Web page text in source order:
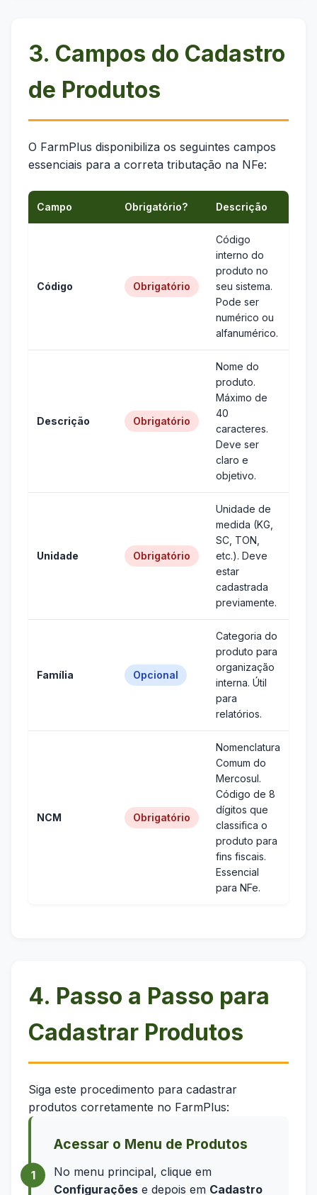
3. Campos do Cadastro
de Produtos
O FarmPlus disponibiliza os seguintes campos
essenciais para a correta tributação na NFe:
Campo Obrigatório? Descrição
Código Obrigatório
Código
interno do
produto no
seu sistema.
Pode ser
numérico ou
alfanumérico.
Descrição Obrigatório
Nome do
produto.
Máximo de
40
caracteres.
Deve ser
claro e
objetivo.
Unidade Obrigatório
Unidade de
medida (KG,
SC, TON,
etc.). Deve
estar
cadastrada
previamente.
Família Opcional
Categoria do
produto para
organização
interna. Útil
para
relatórios.
NCM Obrigatório
Nomenclatura
Comum do
Mercosul.
Código de 8
dígitos que
classifica o
produto para
fins fiscais.
Essencial
para NFe.
4. Passo a Passo para
Cadastrar Produtos
Siga este procedimento para cadastrar
produtos corretamente no FarmPlus:
Acessar o Menu de Produtos
No menu principal, clique em
Configurações e depois em Cadastro